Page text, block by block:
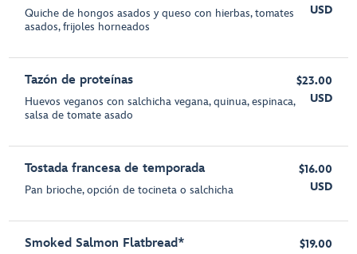
Quiche de hongos asados y queso con hierbas, tomates
asados, frijoles horneados
USD
Tazón de proteínas
Huevos veganos con salchicha vegana, quinua, espinaca,
salsa de tomate asado
$23.00
USD
Tostada francesa de temporada
Pan brioche, opción de tocineta o salchicha
$16.00
USD
Smoked Salmon Flatbread*
$19.00